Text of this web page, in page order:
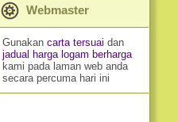
Webmaster
Gunakan carta tersuai dan
jadual harga logam berharga
kami pada laman web anda
secara percuma hari ini